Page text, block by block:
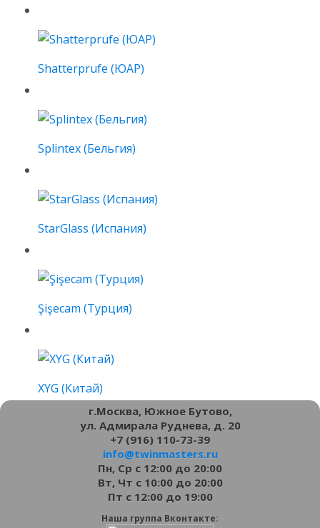
Shatterprufe (ЮАР)
Splintex (Бельгия)
StarGlass (Испания)
Şişecam (Турция)
XYG (Китай)
г.Москва, Южное Бутово,
ул. Адмирала Руднева, д. 20
+7 (916) 110-73-39
info@twinmasters.ru
Пн, Ср с 12:00 до 20:00
Вт, Чт с 10:00 до 20:00
Пт с 12:00 до 19:00
Наша группа Вконтакте: